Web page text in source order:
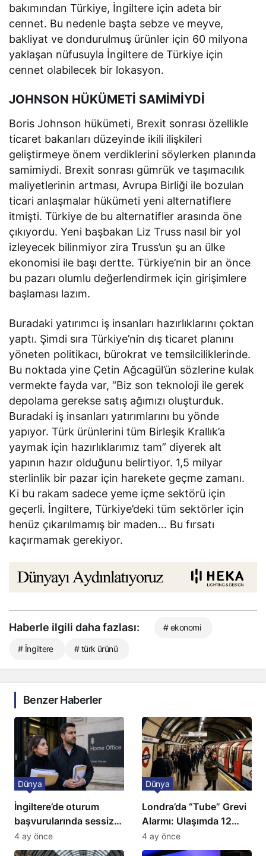
bakımından Türkiye, İngiltere için adeta bir
cennet. Bu nedenle başta sebze ve meyve,
bakliyat ve dondurulmuş ürünler için 60 milyona
yaklaşan nüfusuyla İngiltere de Türkiye için
cennet olabilecek bir lokasyon.
JOHNSON HÜKÜMETİ SAMİMİYDİ
Boris Johnson hükümeti, Brexit sonrası özellikle
ticaret bakanları düzeyinde ikili ilişkileri
geliştirmeye önem verdiklerini söylerken planında
samimiydi. Brexit sonrası gümrük ve taşımacılık
maliyetlerinin artması, Avrupa Birliği ile bozulan
ticari anlaşmalar hükümeti yeni alternatiflere
itmişti. Türkiye de bu alternatifler arasında öne
çıkıyordu. Yeni başbakan Liz Truss nasıl bir yol
izleyecek bilinmiyor zira Truss’un şu an ülke
ekonomisi ile başı dertte. Türkiye’nin bir an önce
bu pazarı olumlu değerlendirmek için girişimlere
başlaması lazım.
Buradaki yatırımcı iş insanları hazırlıklarını çoktan
yaptı. Şimdi sıra Türkiye’nin dış ticaret planını
yöneten politikacı, bürokrat ve temsilciliklerinde.
Bu noktada yine Çetin Ağcagül’ün sözlerine kulak
vermekte fayda var, “Biz son teknoloji ile gerek
depolama gerekse satış ağımızı oluşturduk.
Buradaki iş insanları yatırımlarını bu yönde
yapıyor. Türk ürünlerini tüm Birleşik Krallık’a
yaymak için hazırlıklarımız tam” diyerek alt
yapının hazır olduğunu belirtiyor. 1,5 milyar
sterlinlik bir pazar için harekete geçme zamanı.
Ki bu rakam sadece yeme içme sektörü için
geçerli. İngiltere, Türkiye’deki tüm sektörler için
henüz çıkarılmamış bir maden… Bu fırsatı
kaçırmamak gerekiyor.
Haberle ilgili daha fazlası: # ekonomi
# İngiltere # türk ürünü
Benzer Haberler
İngiltere’de oturum
başvurularında sessiz
kriz: Büyükelçilikten
açıklama!
Dünya
4 ay önce
Londra’da “Tube” Grevi
Alarmı: Ulaşımda 12
Günlük Kaos Kapıda
Dünya
4 ay önce